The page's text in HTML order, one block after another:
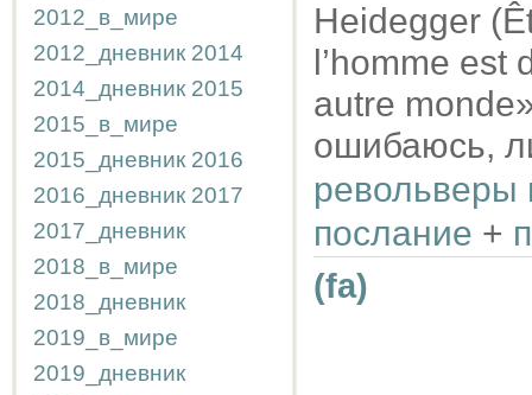
2012_в_мире
2012_дневник 2014
2014_дневник 2015
2015_в_мире
2015_дневник 2016
2016_дневник 2017
2017_дневник
2018_в_мире
2018_дневник
2019_в_мире
2019_дневник
Heidegger
l’homme est
autre
ошибаюсь,
револьверы
послание +
(fa)